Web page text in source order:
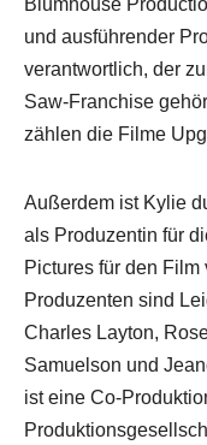
und ausführender
verantwortlich, der
Saw-Franchise
zählen die Filme
Außerdem ist Kylie
als Produzentin für
Pictures für den
Produzenten sind
Charles Layton,
Samuelson und
ist eine Co-